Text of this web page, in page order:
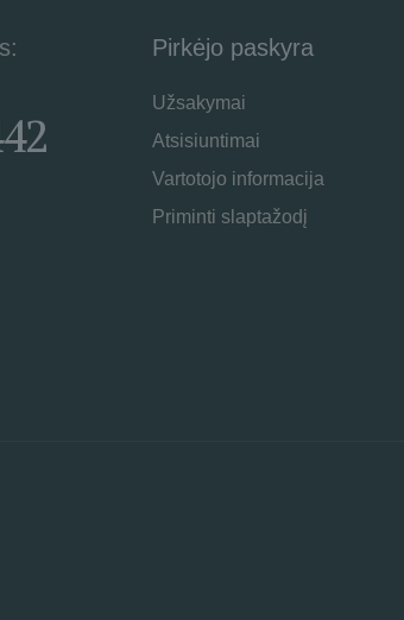
Pirkėjo paskyra
Užsakymai
Atsisiuntimai
Vartotojo informacija
Priminti slaptažodį